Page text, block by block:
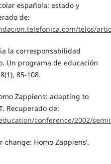
española: estado y
de:
telos/
la corresponsabilidad
Un programa de educación
85-108.
Zappiens: adapting to
Recuperado de:
conference/2002/
change: Homo Zappiens’.